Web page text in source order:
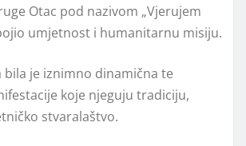
Otac pod nazivom „Vjerujem
umjetnost i humanitarnu misiju.
bila je iznimno dinamična te
koje njeguju tradiciju,
stvaralaštvo.